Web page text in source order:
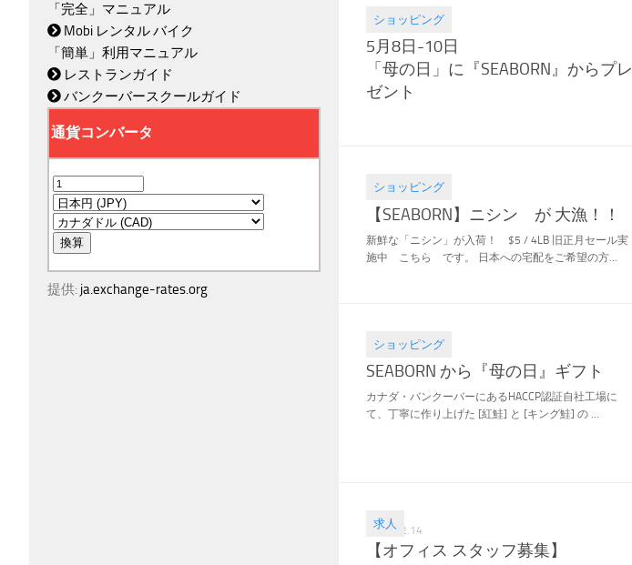
ショッピング
2020.05.08
5月8日-10日
「母の日」に『SEABORN』からプレ
ゼント
ショッピング
2020.01.23
【SEABORN】ニシン が 大漁！！
新鮮な「ニシン」が入荷！ $5 / 4LB 旧正月セール実
施中 こちら です。 日本への宅配をご希望の方...
ショッピング
2019.04.22
SEABORN から『母の日』ギフト
カナダ・バンクーバーにあるHACCP認証自社工場に
て、丁寧に作り上げた [紅鮭] と [キング鮭] の ...
求人
2019.02.14
【オフィス スタッフ募集】
「完全」マニュアル
Mobi レンタル バイク
「簡単」利用マニュアル
レストランガイド
バンクーバースクールガイド
提供: ja.exchange-rates.org